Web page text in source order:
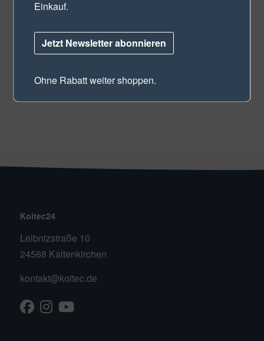
Versandkostenfrei ab 100€
Koitec24
Leibnizstraße 10
24568 Kaltenkirchen
kontakt@koitec.de
Facebook
Instagram
Einkauf.
Jetzt Newsletter abonnieren
Ohne Rabatt weiter shoppen.